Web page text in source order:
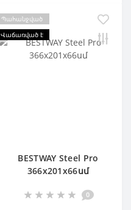
Պահանջված
Վաճառված է
BESTWAY Steel Pro
366х201х66սմ
0